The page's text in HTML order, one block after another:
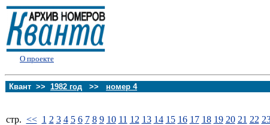
О проекте
Квант >> 1982 год >> номер 4
стp. << 1 2 3 4 5 6 7 8 9 10 11 12 13 14 15 16 17 18 19 20 21 22